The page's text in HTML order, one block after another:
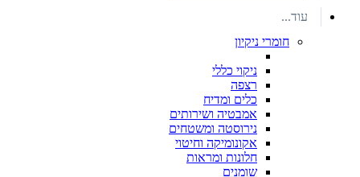
עוד...
חומרי ניקיון
ניקוי כללי
רצפה
כלים ומדיח
אמבטיה ושירותים
נירוסטה ומשטחים
אקונומיקה וחיטוי
חלונות ומראות
שומנים